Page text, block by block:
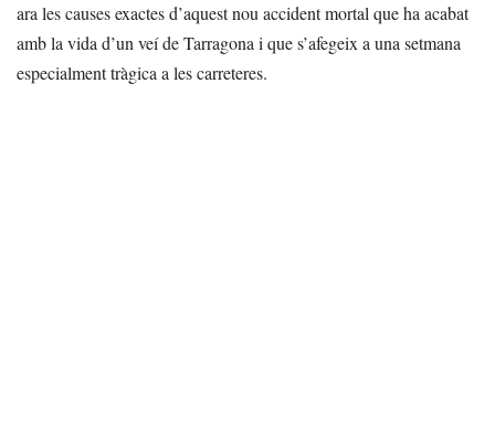
ara les causes exactes d’aquest nou accident mortal que ha acabat
amb la vida d’un veí de Tarragona i que s’afegeix a una setmana
especialment tràgica a les carreteres.